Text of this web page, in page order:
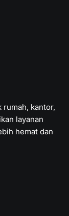
rumah, kantor,
layanan
hemat dan